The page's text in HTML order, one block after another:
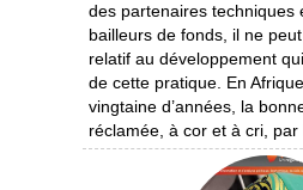
des partenaires techniques
bailleurs de fonds, il ne
relatif au développement
de cette pratique. En
vingtaine d’années, la
réclamée, à cor et à cri, par